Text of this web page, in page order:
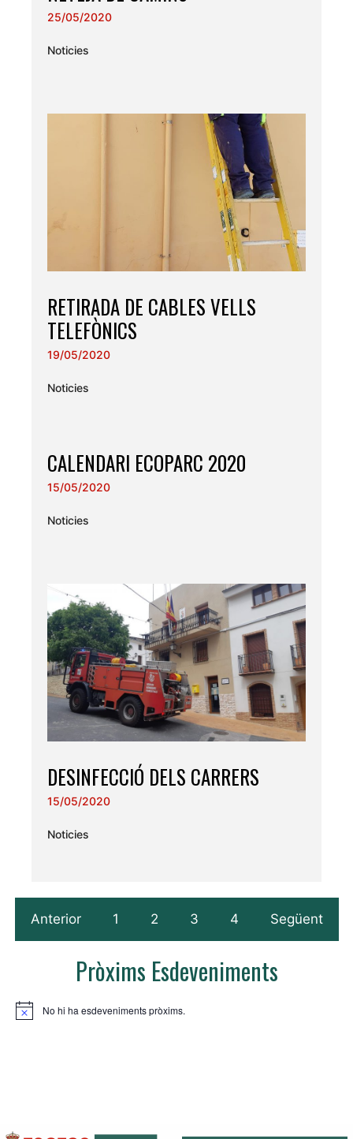
25/05/2020
Noticies
RETIRADA DE CABLES VELLS
TELEFÒNICS
19/05/2020
Noticies
CALENDARI ECOPARC 2020
15/05/2020
Noticies
DESINFECCIÓ DELS CARRERS
15/05/2020
Noticies
Anterior 1 2 3 4 Següent
Pròxims Esdeveniments
No hi ha esdeveniments pròxims.